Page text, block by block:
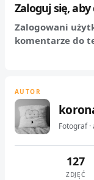
Zaloguj się,
Zalogowani
komentarze do
AUTOR
Fotograf
127
ZDJĘĆ